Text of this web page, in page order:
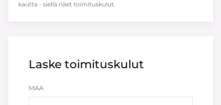
Laske toimituskulut
MAA
kautta - siellä näet toimituskulut.